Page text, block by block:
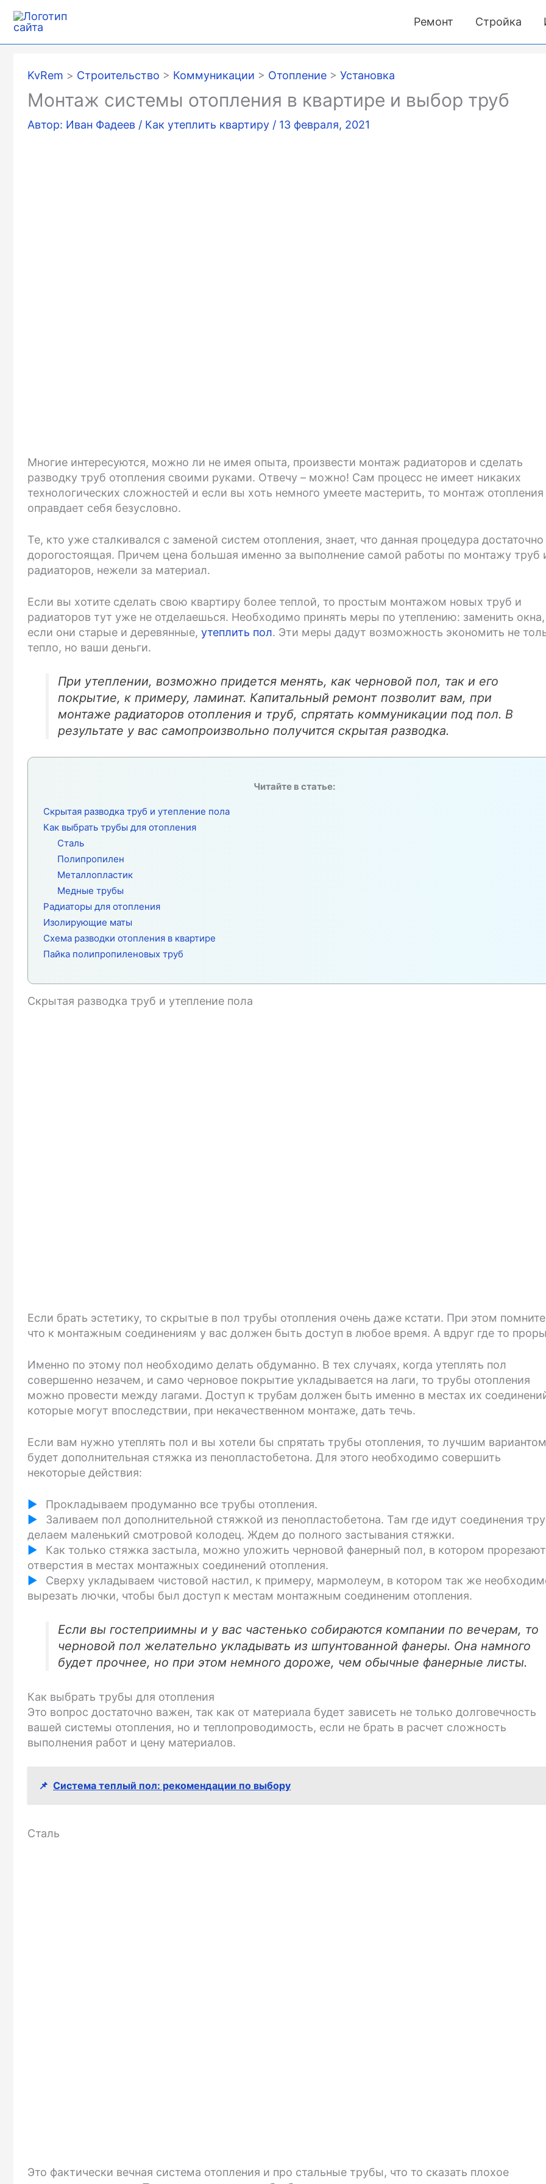
Ремонт Стройка
KvRem > Строительство > Коммуникации > Отопление >Установка
Монтаж системы отопления в квартире и выбор труб
Автор: Иван Фадеев / Как утеплить квартиру / 13 февраля, 2021
Многие интересуются, можно ли не имея опыта, произвести монтаж радиаторов и сделать
разводку труб отопления своими руками. Отвечу – можно! Сам процесс не имеет никаких
технологических сложностей и если вы хоть немного умеете мастерить, то монтаж отопления
оправдает себя безусловно.
Те, кто уже сталкивался с заменой систем отопления, знает, что данная процедура достаточно
дорогостоящая. Причем цена большая именно за выполнение самой работы по монтажу труб
радиаторов, нежели за материал.
Если вы хотите сделать свою квартиру более теплой, то простым монтажом новых труб и
радиаторов тут уже не отделаешься. Необходимо принять меры по утеплению: заменить окна,
если они старые и деревянные,утеплить пол. Эти меры дадут возможность экономить не
тепло, но ваши деньги.
При утеплении, возможно придется менять, как черновой пол, так и его
покрытие, к примеру, ламинат. Капитальный ремонт позволит вам, при
монтаже радиаторов отопления и труб, спрятать коммуникации под пол. В
результате у вас самопроизвольно получится скрытая разводка.
Читайте в статье:
Скрытая разводка труб и утепление пола
Как выбрать трубы для отопления
Сталь
Полипропилен
Металлопластик
Медные трубы
Радиаторы для отопления
Изолирующие маты
Схема разводки отопления в квартире
Пайка полипропиленовых труб
Скрытая разводка труб и утепление пола
Если брать эстетику, то скрытые в пол трубы отопления очень даже кстати. При этом
что к монтажным соединениям у вас должен быть доступ в любое время. А вдруг где то
Именно по этому пол необходимо делать обдуманно. В тех случаях, когда утеплять пол
совершенно незачем, и само черновое покрытие укладывается на лаги, то трубы отопления
можно провести между лагами. Доступ к трубам должен быть именно в местах их
которые могут впоследствии, при некачественном монтаже, дать течь.
Если вам нужно утеплять пол и вы хотели бы спрятать трубы отопления, то лучшим
будет дополнительная стяжка из пенопластобетона. Для этого необходимо совершить
некоторые действия:
Прокладываем продуманно все трубы отопления.
Заливаем пол дополнительной стяжкой из пенопластобетона. Там где идут соединения
делаем маленький смотровой колодец. Ждем до полного застывания стяжки.
Как только стяжка застыла, можно уложить черновой фанерный пол, в котором
отверстия в местах монтажных соединений отопления.
Сверху укладываем чистовой настил, к примеру, мармолеум, в котором так же
вырезать лючки, чтобы был доступ к местам монтажным соединеним отопления.
Если вы гостеприимны и у вас частенько собираются компании по вечерам, то
черновой пол желательно укладывать из шпунтованной фанеры. Она намного
будет прочнее, но при этом немного дороже, чем обычные фанерные листы.
Как выбрать трубы для отопления
Это вопрос достаточно важен, так как от материала будет зависеть не только долговечность
вашей системы отопления, но и теплопроводимость, если не брать в расчет сложность
выполнения работ и цену материалов.
📌 Система теплый пол: рекомендации по выбору
Сталь
Это фактически вечная система отопления и про стальные трубы, что то сказать плохое